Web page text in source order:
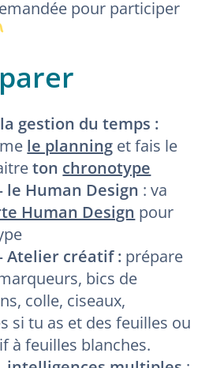
pour participer
gestion du temps :
le planning et fais le
ton chronotype
le Human Design : va
Human Design pour
Atelier créatif : prépare
bics de
colle, ciseaux,
si tu as et des feuilles ou
à feuilles blanches.